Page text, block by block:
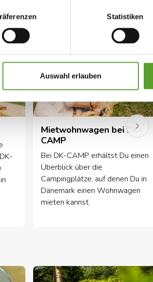
Statistiken
Auswahl erlauben
Mietwohnwagen bei DK-
CAMP
Bei DK-CAMP erhältst Du einen
Überblick über die
Campingplätze, auf denen Du in
Dänemark einen Wohnwagen
mieten kannst.